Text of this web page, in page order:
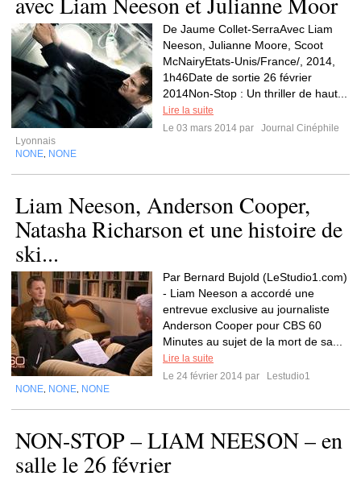
De Jaume Collet-SerraAvec Liam
Neeson, Julianne Moore, Scoot
McNairyEtats-Unis/France/, 2014,
1h46Date de sortie 26 février
2014Non-Stop : Un thriller de haut...
Lire la suite
Le 03 mars 2014 par
Journal Cinéphile
Lyonnais
NONE NONE
Liam Neeson, Anderson Cooper,
Natasha Richarson et une histoire de
ski...
Par Bernard Bujold (LeStudio1.com)
- Liam Neeson a accordé une
entrevue exclusive au journaliste
Anderson Cooper pour CBS 60
Minutes au sujet de la mort de sa...
Lire la suite
Le 24 février 2014 par
Lestudio1
NONE NONE NONE
NON-STOP – LIAM NEESON – en
salle le 26 février